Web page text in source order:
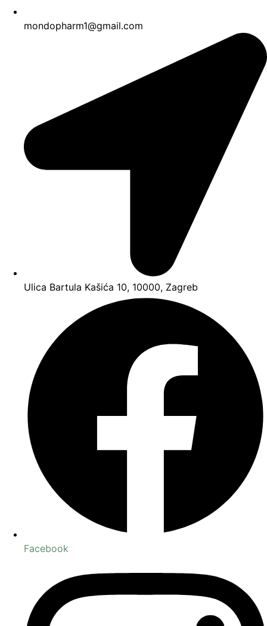
mondopharm1@gmail.com
Ulica Bartula Kašića 10, 10000, Zagreb
Facebook